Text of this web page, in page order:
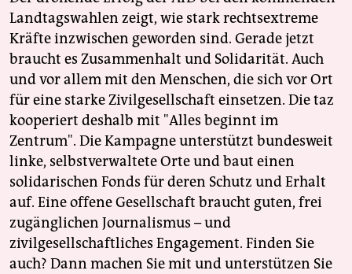
Landtagswahlen zeigt, wie stark rechtsextreme
Kräfte inzwischen geworden sind. Gerade jetzt
braucht es Zusammenhalt und Solidarität. Auch
und vor allem mit den Menschen, die sich vor Ort
für eine starke Zivilgesellschaft einsetzen. Die taz
kooperiert deshalb mit "Alles beginnt im
Zentrum". Die Kampagne unterstützt bundesweit
linke, selbstverwaltete Orte und baut einen
solidarischen Fonds für deren Schutz und Erhalt
auf. Eine offene Gesellschaft braucht guten, frei
zugänglichen Journalismus – und
zivilgesellschaftliches Engagement. Finden Sie
auch? Dann machen Sie mit und unterstützen Sie